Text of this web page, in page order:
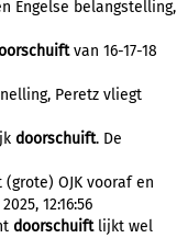
Engelse belangstelling,
van 16-17-18
Peretz vliegt
doorschuift. De
OJK vooraf en
12:16:56
doorschuiftlijkt wel